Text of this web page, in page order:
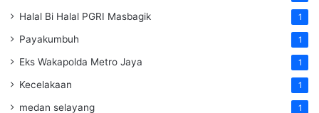
Halal Bi Halal PGRI Masbagik 1
Payakumbuh 1
Eks Wakapolda Metro Jaya 1
Kecelakaan 1
medan selayang 1